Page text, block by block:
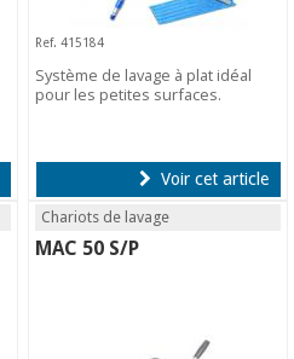
Ref. 415184
Système de lavage à plat idéal
pour les petites surfaces.
Voir cet article
Chariots de lavage
MAC 50 S/P